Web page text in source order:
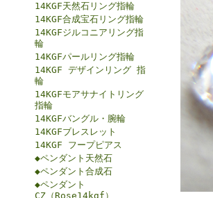
14KGF天然石リング指輪
14KGF合成宝石リング指輪
14KGFジルコニアリング指
輪
14KGFパールリング指輪
14KGF デザインリング 指
輪
14KGFモアサナイトリング
指輪
14KGFバングル・腕輪
14KGFブレスレット
14KGF フープピアス
◆ペンダント天然石
◆ペンダント合成石
◆ペンダント
CZ（Rose14kgf）